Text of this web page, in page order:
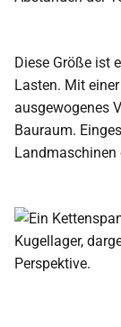
Diese Größe ist
Lasten. Mit
ausgewogenes
Bauraum.
Landmaschinen